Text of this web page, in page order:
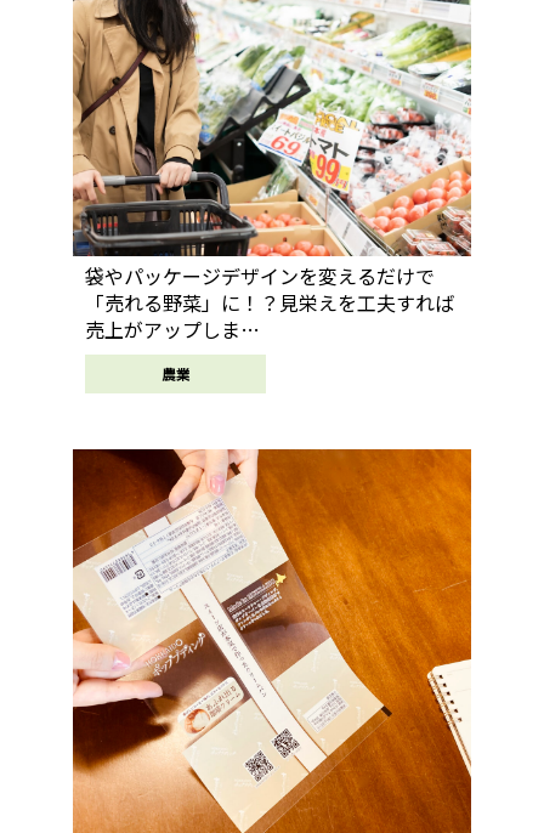
袋やパッケージデザインを変えるだけで
「売れる野菜」に！？見栄えを工夫すれば
売上がアップしま…
農業